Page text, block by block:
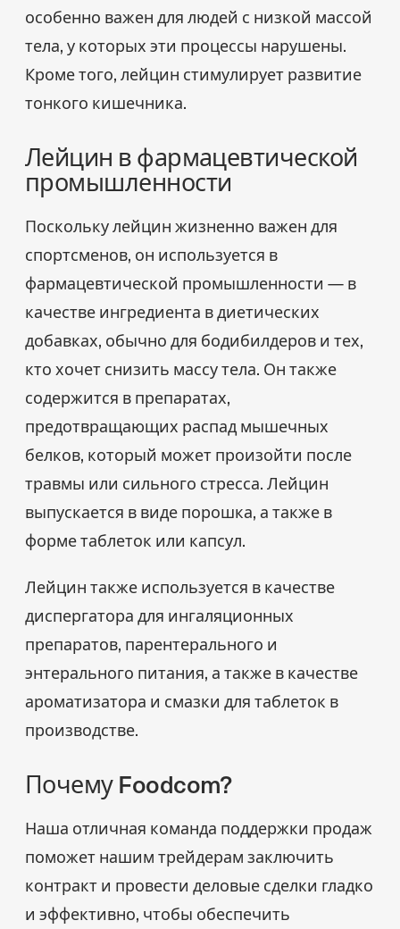
особенно важен для людей с низкой массой
тела, у которых эти процессы нарушены.
Кроме того, лейцин стимулирует развитие
тонкого кишечника.
Лейцин в фармацевтической
промышленности
Поскольку лейцин жизненно важен для
спортсменов, он используется в
фармацевтической промышленности — в
качестве ингредиента в диетических
добавках, обычно для бодибилдеров и тех,
кто хочет снизить массу тела. Он также
содержится в препаратах,
предотвращающих распад мышечных
белков, который может произойти после
травмы или сильного стресса. Лейцин
выпускается в виде порошка, а также в
форме таблеток или капсул.
Лейцин также используется в качестве
диспергатора для ингаляционных
препаратов, парентерального и
энтерального питания, а также в качестве
ароматизатора и смазки для таблеток в
производстве.
Почему Foodcom?
Наша отличная команда поддержки продаж
поможет нашим трейдерам заключить
контракт и провести деловые сделки гладко
и эффективно, чтобы обеспечить